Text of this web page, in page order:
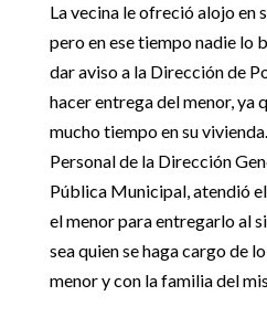
La vecina le ofreció alojo en
pero en ese tiempo nadie lo
dar aviso a la Dirección de
hacer entrega del menor, ya
mucho tiempo en su vivienda.
Personal de la Dirección
Pública Municipal, atendió
el menor para entregarlo al
sea quien se haga cargo de
menor y con la familia del